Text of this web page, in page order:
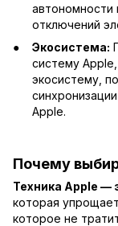
отключений
Экосистема:
систему
экосистему,
Apple.
Почему
Техника Apple —
которая
которое не